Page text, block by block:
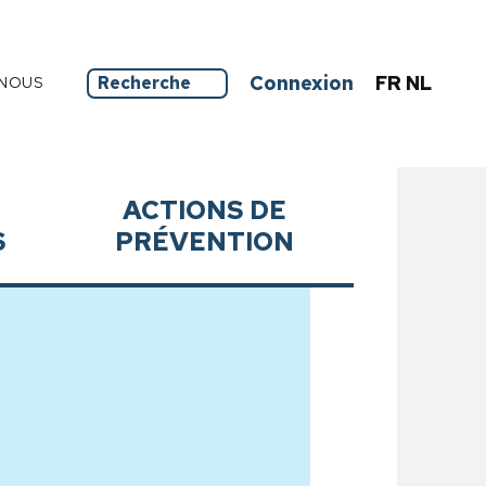
Connexion FR NL
ACTIONS DE
PRÉVENTION